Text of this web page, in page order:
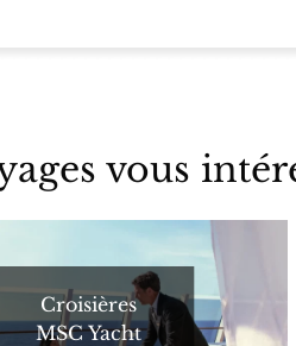
vous
Croisières
MSC Yacht